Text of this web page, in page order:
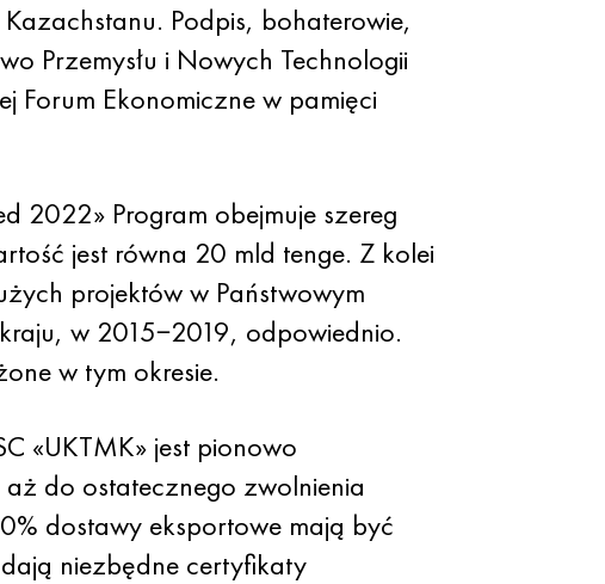
Podpis, bohaterowie,
Przemysłu i Nowych Technologii
Forum Ekonomiczne w pamięci
2022» Program obejmuje szereg
jest równa 20 mld tenge. Z kolei
projektów w Państwowym
w 2015−2019, odpowiednio.
w tym okresie.
«UKTMK» jest pionowo
do ostatecznego zwolnienia
dostawy eksportowe mają być
niezbędne certyfikaty